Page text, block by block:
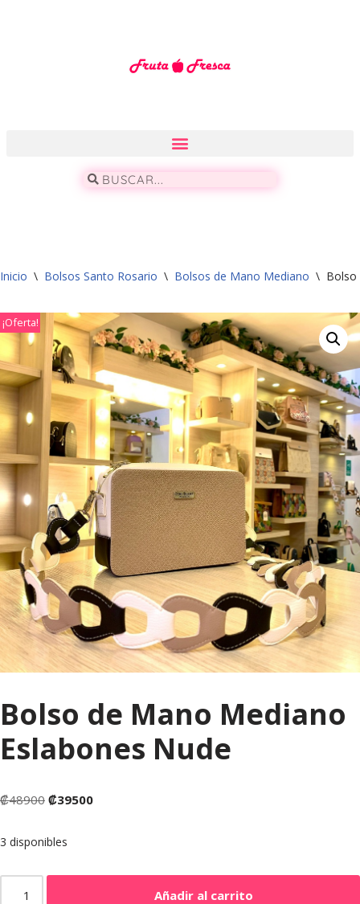
Inicio \ Bolsos Santo Rosario \ Bolsos de Mano Mediano \ Bolso
¡Oferta!
Bolso de Mano Mediano
Eslabones Nude
₡48900 ₡39500
3 disponibles
Añadir al carrito